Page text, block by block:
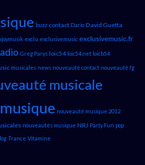
buzz contact Dario David Guetta
exclu exclusivemusic exclusivemusic.fr
Greg Parys loic54 loic54.net loicb54
musicales news nouveauté contact nouveauté fg
musicale
nouveauté musique 2012
nouveautés musique NRJ Party Fun pop
Trance Vitamine